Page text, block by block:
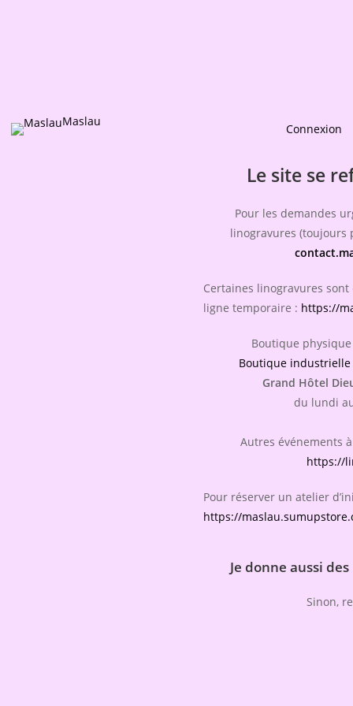
Maslau
Connexion
Le site se
Pour les demandes
linogravures (toujours
Certaines linogravures
ligne temporaire : https://
Boutique
Boutique
Grand Hôtel
du lundi
Autres événements
https://
Pour réserver un atelier
https://
Je donne aussi
Sinon,